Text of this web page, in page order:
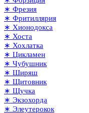
∗ Фрезия
∗ Фритиллярия
∗ Хионодокса
∗ Хоста
∗ Хохлатка
∗ Цикламен
∗ Чубушник
∗ Ширяш
∗ Щитовник
∗ Щучка
∗ Экзохорда
∗ Элеутерокок